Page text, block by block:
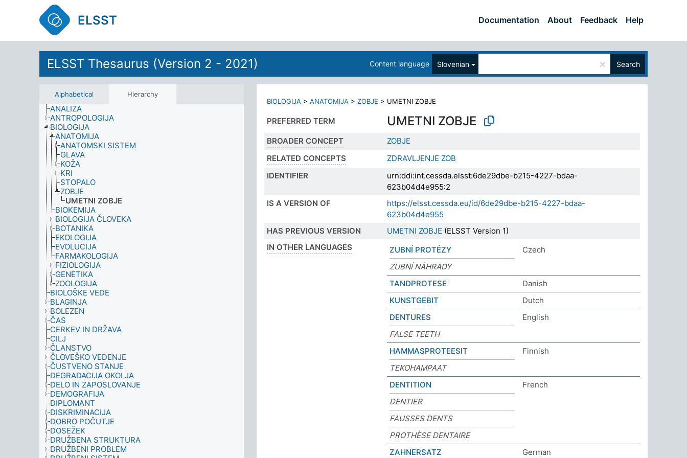
ELSST Documentation About Feedback Help
ELSST Thesaurus (Version 2 - 2021) Content language Slovenian × Search
Alphabetical Hierarchy
ANALIZA
ANTROPOLOGIJA
BIOLOGIJA
ANATOMIJA
ANATOMSKI SISTEM
GLAVA
KOŽA
KRI
STOPALO
ZOBJE
UMETNI ZOBJE
BIOKEMIJA
BIOLOGIJA ČLOVEKA
BOTANIKA
EKOLOGIJA
EVOLUCIJA
FARMAKOLOGIJA
FIZIOLOGIJA
GENETIKA
ZOOLOGIJA
BIOLOŠKE VEDE
BLAGINJA
BOLEZEN
ČAS
CERKEV IN DRŽAVA
CILJ
ČLANSTVO
ČLOVEŠKO VEDENJE
ČUSTVENO STANJE
DEGRADACIJA OKOLJA
DELO IN ZAPOSLOVANJE
DEMOGRAFIJA
DIPLOMANT
DISKRIMINACIJA
DOBRO POČUTJE
DOSEŽEK
DRUŽBENA STRUKTURA
DRUŽBENI PROBLEM
BIOLOGIJA > ANATOMIJA > ZOBJE > UMETNI ZOBJE
PREFERRED TERM UMETNI ZOBJE
BROADER CONCEPT
ZOBJE
RELATED CONCEPTS
ZDRAVLJENJE ZOB
IDENTIFIER
urn:ddi:int.cessda.elsst:6de29dbe-b215-4227-bdaa-
623b04d4e955:2
IS A VERSION OF
https://elsst.cessda.eu/id/6de29dbe-b215-4227-bdaa-
623b04d4e955
HAS PREVIOUS VERSION
UMETNI ZOBJE (ELSST Version 1)
IN OTHER LANGUAGES
ZUBNÍ PROTÉZY
Czech
ZUBNÍ NÁHRADY
TANDPROTESE
Danish
KUNSTGEBIT
Dutch
DENTURES
English
FALSE TEETH
HAMMASPROTEESIT
Finnish
TEKOHAMPAAT
DENTITION
French
DENTIER
FAUSSES DENTS
PROTHÈSE DENTAIRE
ZAHNERSATZ
German